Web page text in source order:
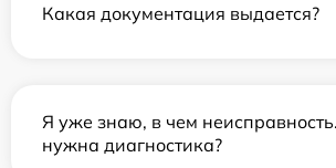
Какая документация выдается?
Я уже знаю, в чем
нужна диагностика?